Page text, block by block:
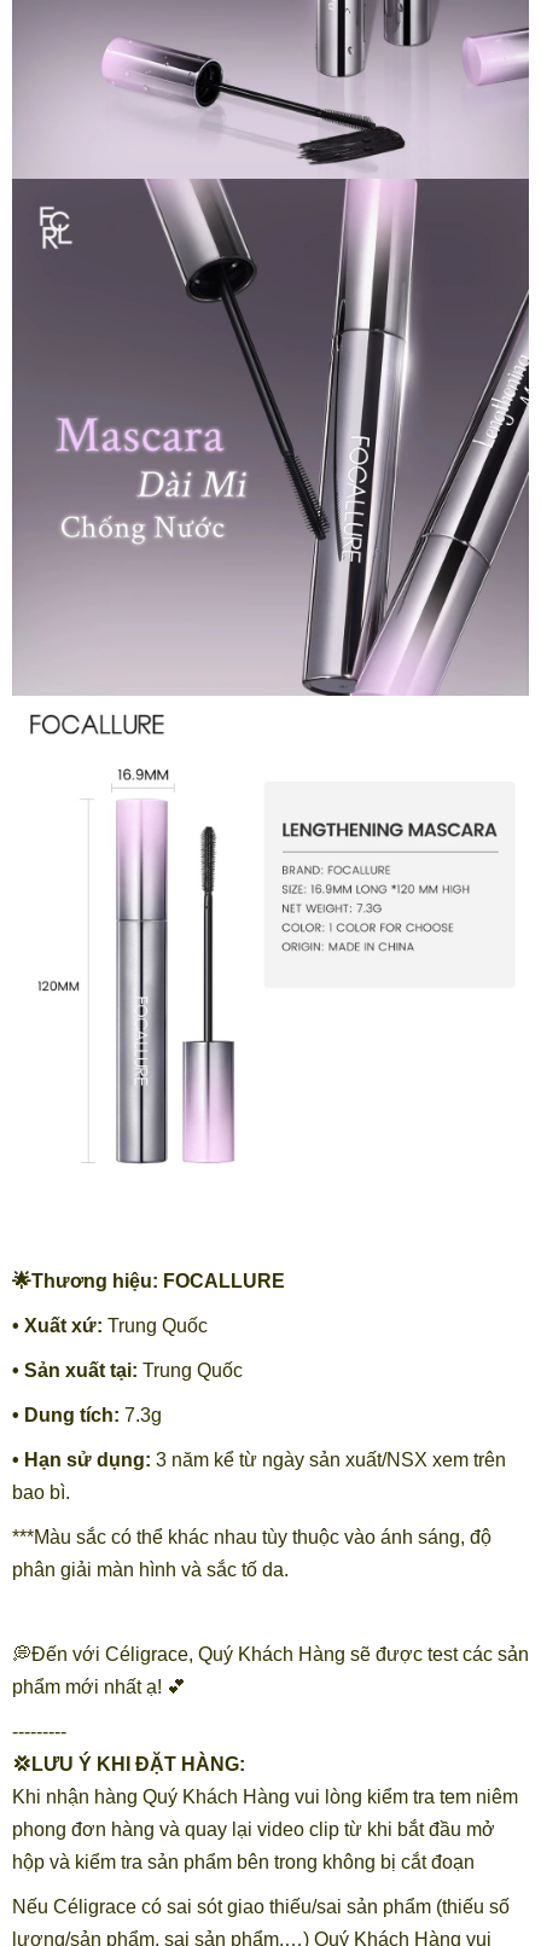
🌟Thương hiệu: FOCALLURE
• Xuất xứ: Trung Quốc
• Sản xuất tại: Trung Quốc
• Dung tích: 7.3g
• Hạn sử dụng: 3 năm kể từ ngày sản xuất/NSX xem trên
bao bì.
***Màu sắc có thể khác nhau tùy thuộc vào ánh sáng, độ
phân giải màn hình và sắc tố da.
💭Đến với Céligrace, Quý Khách Hàng sẽ được test các sản
phẩm mới nhất ạ! 💕
---------
💢LƯU Ý KHI ĐẶT HÀNG:
Khi nhận hàng Quý Khách Hàng vui lòng kiểm tra tem niêm
phong đơn hàng và quay lại video clip từ khi bắt đầu mở
hộp và kiểm tra sản phẩm bên trong không bị cắt đoạn
Nếu Céligrace có sai sót giao thiếu/sai sản phẩm (thiếu số
lượng/sản phẩm, sai sản phẩm,…) Quý Khách Hàng vui